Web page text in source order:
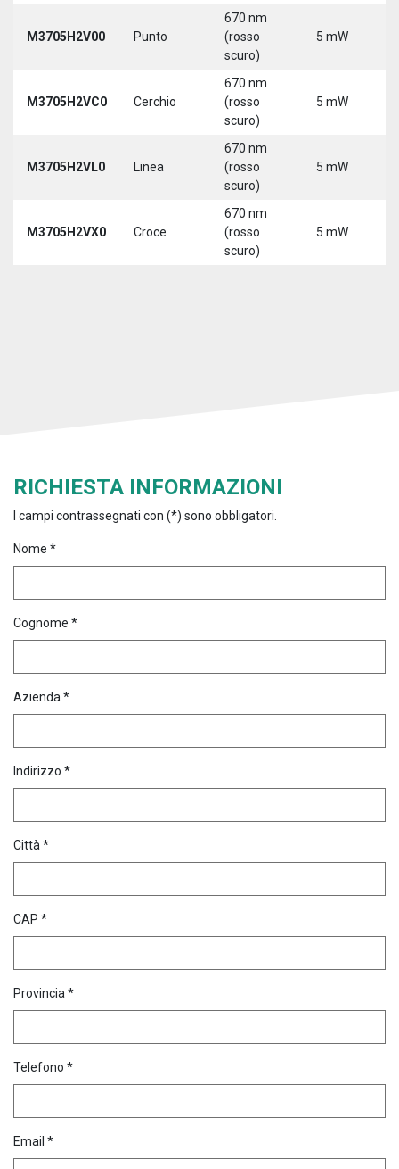
M3705H2V00 Punto
670 nm
(rosso
scuro)
5 mW
M3705H2VC0 Cerchio
670 nm
(rosso
scuro)
5 mW
M3705H2VL0 Linea
670 nm
(rosso
scuro)
5 mW
M3705H2VX0 Croce
670 nm
(rosso
scuro)
5 mW
RICHIESTA INFORMAZIONI
I campi contrassegnati con (*) sono obbligatori.
Nome *
Cognome *
Azienda *
Indirizzo *
Città *
CAP *
Provincia *
Telefono *
Email *